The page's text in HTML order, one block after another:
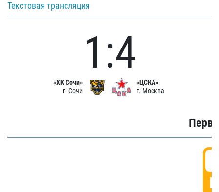
Текстовая трансляция
«ХК Сочи»
г. Сочи
1:4
«ЦСКА»
г. Москва